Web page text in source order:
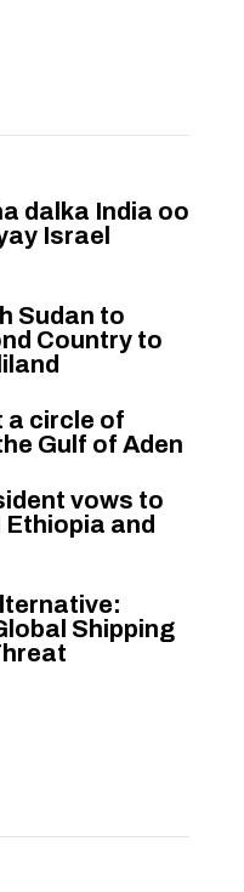
dalka India oo
Israel
Sudan to
Country to
a circle of
Gulf of Aden
vows to
and
Shipping